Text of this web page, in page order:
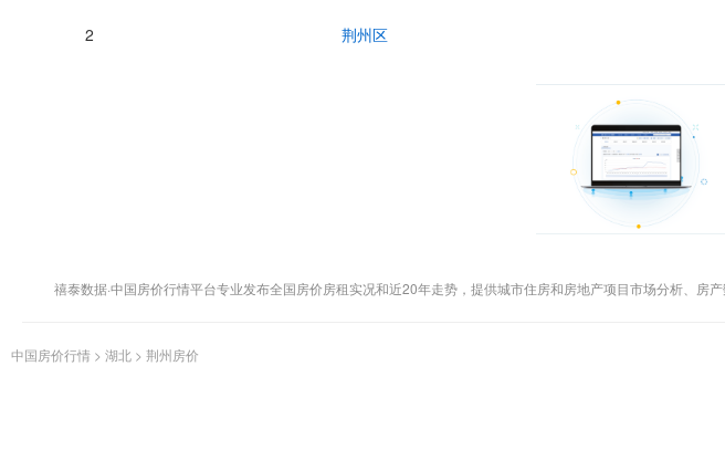
2 荆州区
禧泰数据·中国房价行情平台专业发布全国房价房租实况和近20年走势，提供城市住房和房地产项目市场分析、房
中国房价行情 > 湖北 > 荆州房价